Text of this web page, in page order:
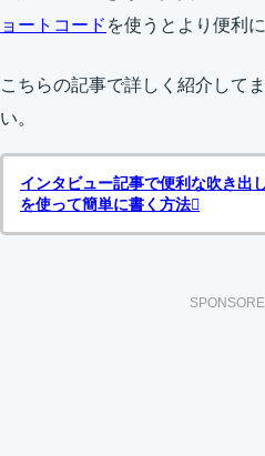
ョートコード を使うとより便利
こちらの記事で詳しく紹介して
い。
インタビュー記事で便利な吹き出
を使って簡単に書く方法